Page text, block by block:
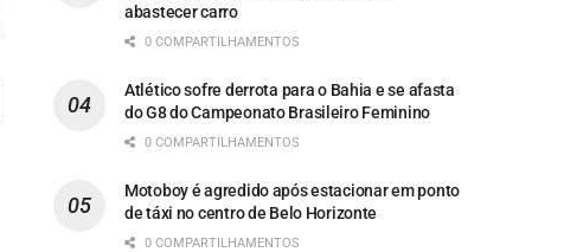
abastecer carro
0 COMPARTILHAMENTOS
Atlético sofre derrota para o Bahia e se afasta
do G8 do Campeonato Brasileiro Feminino
0 COMPARTILHAMENTOS
Motoboy é agredido após estacionar em ponto
de táxi no centro de Belo Horizonte
0 COMPARTILHAMENTOS